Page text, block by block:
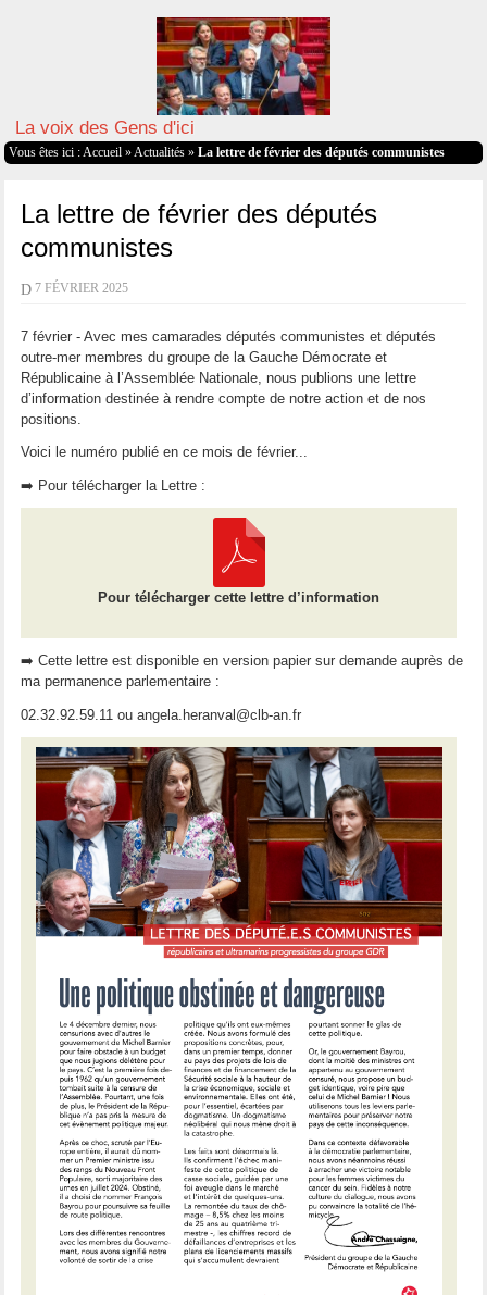
La voix des Gens d'ici
Vous êtes ici : Accueil » Actualités» La lettre de février des députés communistes
La lettre de février des députés
communistes
D 7 FÉVRIER 2025
7 février - Avec mes camarades députés communistes et députés
outre-mer membres du groupe de la Gauche Démocrate et
Républicaine à l’Assemblée Nationale, nous publions une lettre
d’information destinée à rendre compte de notre action et de nos
positions.
Voici le numéro publié en ce mois de février...
➡️ Pour télécharger la Lettre :
Pour télécharger cette lettre d’information
➡️ Cette lettre est disponible en version papier sur demande auprès de
ma permanence parlementaire :
02.32.92.59.11 ou angela.heranval@clb-an.fr